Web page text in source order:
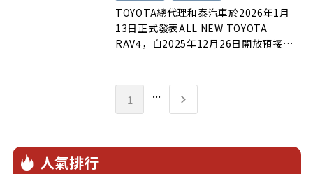
TOYOTA總代理和泰汽車於2026年1月
13日正式發表ALL NEW TOYOTA
RAV4，自2025年12月26日開放預接以
ADVENTURE、RAV4 GR SPORT 等個
性化車型佔比更高達40%……
1 ...
人氣排行